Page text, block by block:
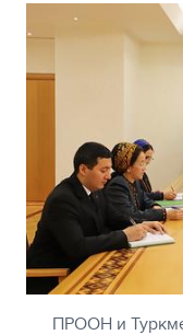
ПРООН и